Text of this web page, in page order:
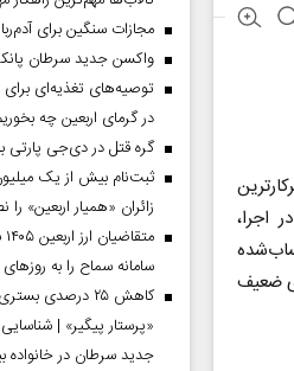
اجرا،
ضعیف
مجازات سنگین برای
واکسن جدید سرطان
در گرمای اربعین چه
گره قتل در دی‌جی پارتی با ۵۰ قسم باز می‌شود
ثبت‌نام بیش از یک
زائران «همیار اربعین»
سامانه سماح را به
کاهش ۲۵ درصدی
جدید سرطان در خانواده